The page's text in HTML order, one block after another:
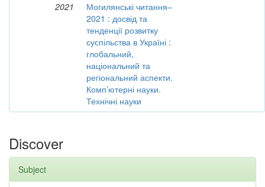
2021
Могилянські читання–
2021 : досвід та
тенденції розвитку
суспільства в Україні :
глобальний,
національний та
регіональний аспекти.
Комп’ютерні науки.
Технічні науки
Discover
Subject